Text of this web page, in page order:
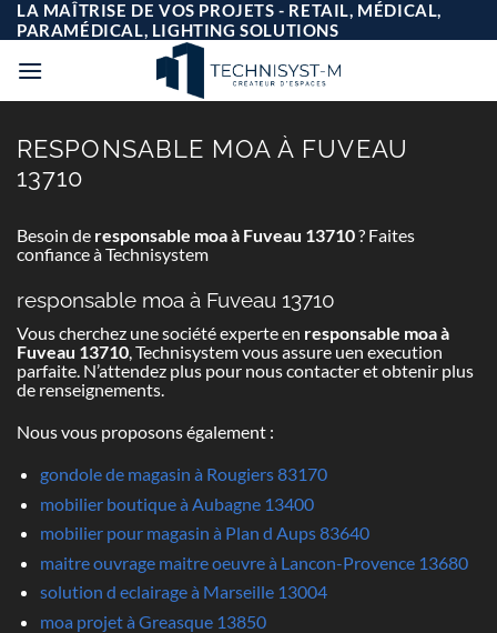
Passer
au
contenu
LA MAÎTRISE DE VOS PROJETS - RETAIL, MÉDICAL,
PARAMÉDICAL, LIGHTING SOLUTIONS
RESPONSABLE MOA À FUVEAU
13710
Besoin de responsable moa à Fuveau 13710? Faites
confiance à Technisystem
responsable moa à Fuveau 13710
Vous cherchez une société experte en responsable moa à
Fuveau 13710, Technisystem vous assure uen execution
parfaite. N’attendez plus pour nous contacter et obtenir plus
de renseignements.
Nous vous proposons également :
gondole de magasin à Rougiers 83170
mobilier boutique à Aubagne 13400
mobilier pour magasin à Plan d Aups 83640
maitre ouvrage maitre oeuvre à Lancon-Provence 13680
solution d eclairage à Marseille 13004
moa projet à Greasque 13850